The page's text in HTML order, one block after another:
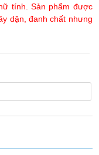
tính. Sản phẩm được
dặn, đanh chất nhưng